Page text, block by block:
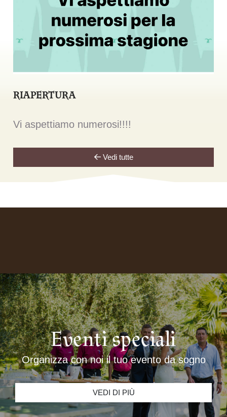
RIAPERTURA
Vi aspettiamo numerosi!!!!
Vedi tutte
Eventi speciali
Organizza con noi il tuo evento da sogno
VEDI DI PIÙ